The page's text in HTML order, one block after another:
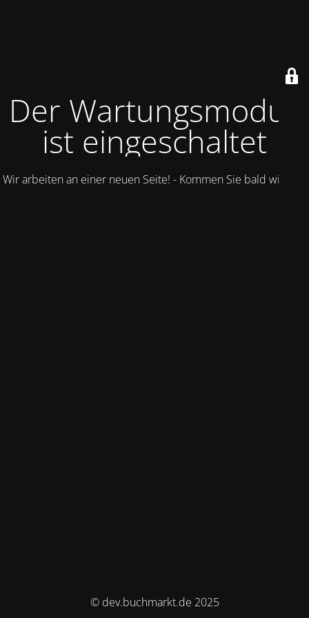
Der Wartungsmodus
ist eingeschaltet
Wir arbeiten an einer neuen Seite! - Kommen Sie bald wieder.
© dev.buchmarkt.de 2025